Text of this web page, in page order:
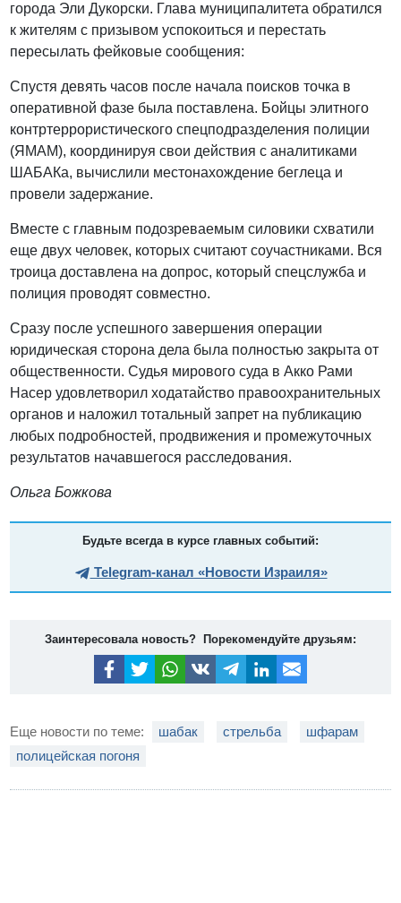
города Эли Дукорски. Глава муниципалитета обратился
к жителям с призывом успокоиться и перестать
пересылать фейковые сообщения:
Спустя девять часов после начала поисков точка в
оперативной фазе была поставлена. Бойцы элитного
контртеррористического спецподразделения полиции
(ЯМАМ), координируя свои действия с аналитиками
ШАБАКа, вычислили местонахождение беглеца и
провели задержание.
Вместе с главным подозреваемым силовики схватили
еще двух человек, которых считают соучастниками. Вся
троица доставлена на допрос, который спецслужба и
полиция проводят совместно.
Сразу после успешного завершения операции
юридическая сторона дела была полностью закрыта от
общественности. Судья мирового суда в Акко Рами
Насер удовлетворил ходатайство правоохранительных
органов и наложил тотальный запрет на публикацию
любых подробностей, продвижения и промежуточных
результатов начавшегося расследования.
Ольга Божкова
Будьте всегда в курсе главных событий:
Telegram-канал «Новости Израиля»
Заинтересовала новость? Порекомендуйте друзьям:
Еще новости по теме: шабак стрельба
шфарам
полицейская погоня